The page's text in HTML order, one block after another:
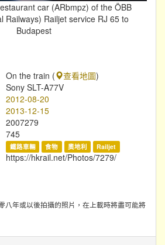
car (ARbmpz) of the ÖBB
Railways) Railjet service RJ 65 to
Budapest
On the train ( 查看地圖)
Sony SLT-A77V
2012-08-20
2013-12-15
2007279
745
鐵路車輛 食物 奧地利 Railjet
https://hkrail.net/Photos/7279/
八年或以後拍攝的照片，在上載時將盡可能將